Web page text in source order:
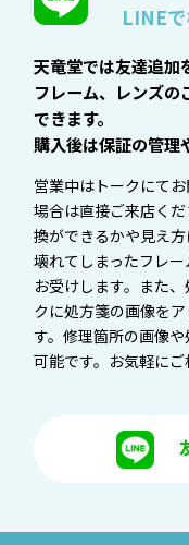
LINE
天竜堂では友達追加
フレーム、レンズの
できます。
購入後は保証の管理
営業中はトークにて
場合は直接ご来店く
換ができるかや見え
壊れてしまったフレ
お受けします。また
クに処方箋の画像を
す。修理箇所の画像
可能です。お気軽にご